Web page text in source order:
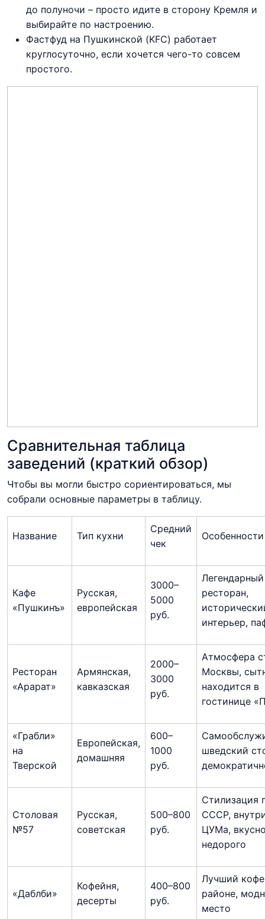
до полуночи – просто идите в сторону Кремля и
выбирайте по настроению.
Фастфуд на Пушкинской (KFC) работает
круглосуточно, если хочется чего-то совсем
простого.
Сравнительная таблица
заведений (краткий обзор)
Чтобы вы могли быстро сориентироваться, мы
собрали основные параметры в таблицу.
Название Тип кухни
Средний
чек
Особенности
Кафе
«Пушкинъ»
Русская,
европейская
3000–
5000
руб.
Легендарный
ресторан,
интерьер,
Ресторан
«Арарат»
Армянская,
кавказская
2000–
3000
руб.
Атмосфера
Москвы,
находится в
гостинице
«Грабли»
на
Тверской
Европейская,
домашняя
600–
1000
руб.
шведский
Столовая
№57
Русская,
советская
500–800
руб.
Стилизация
СССР,
ЦУМа,
недорого
«Даблби»
Кофейня,
десерты
400–800
руб.
Лучший
районе,
место